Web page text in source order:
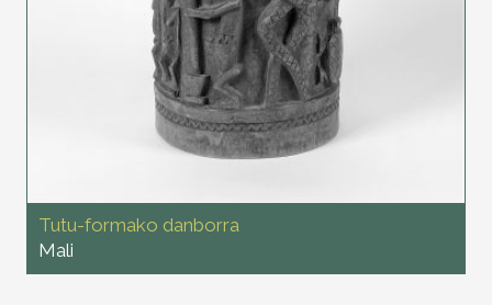
Tutu-formako danborra
Mali